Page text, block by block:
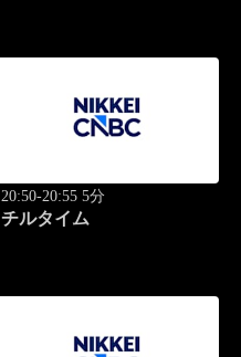
20:50-20:55 5分
チルタイム